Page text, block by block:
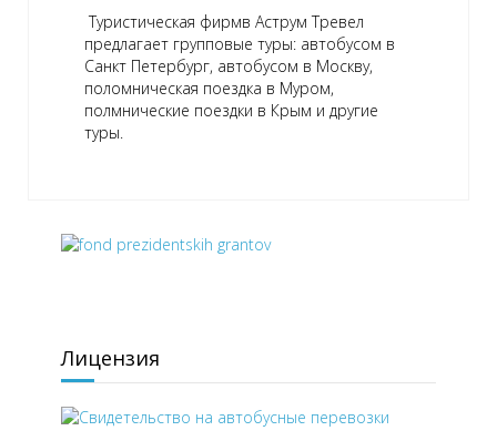
Туристическая фирмв Аструм Тревел
предлагает групповые туры: автобусом в
Санкт Петербург, автобусом в Москву,
поломническая поездка в Муром,
полмнические поездки в Крым и другие
туры.
Лицензия